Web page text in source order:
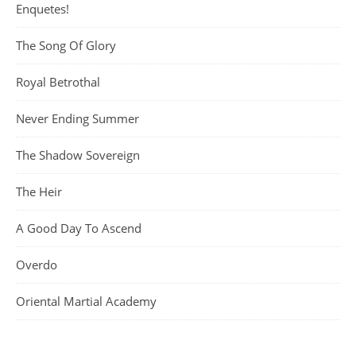
Enquetes!
The Song Of Glory
Royal Betrothal
Never Ending Summer
The Shadow Sovereign
The Heir
A Good Day To Ascend
Overdo
Oriental Martial Academy